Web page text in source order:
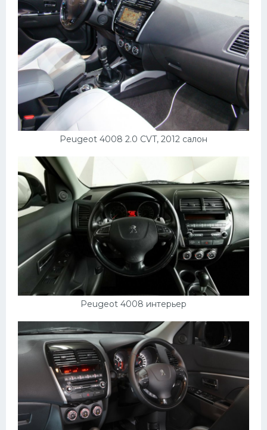
Peugeot 4008 2.0 CVT, 2012 салон
Peugeot 4008 интерьер